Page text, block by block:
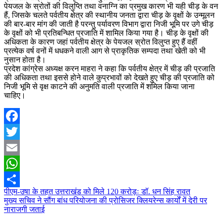
पेयजल के स्रोतों की विलुप्ति तथा वनाग्नि का प्रमुख कारण भी यही चीड़ के वन
हैं, जिसके चलते पर्वतीय क्षेत्र की स्थानीय जनता द्वारा चीड़ के वृक्षों के उन्मूलन
की बार-बार मांग की जाती है परन्तु पर्यावरण विभाग द्वारा निजी भूमि पर उगे चीड़
के वृक्षों को भी प्रतिबन्धित प्रजाति में शामिल किया गया है। चीड़ के वृक्षों की
अधिकता के कारण जहां पर्वतीय क्षेत्र के पेयजल स्रोत विलुप्त हुए हैं वहीं
प्रत्येक वर्ष वनों में धधकने वाली आग से प्राकृतिक सम्पदा तथा खेती को भी
नुसान होता है।
प्रदेश कांग्रेस अध्यक्ष करन माहरा ने कहा कि पर्वतीय क्षेत्र में चीड़ की प्रजाति
की अधिकता तथा इससे होने वाले कुप्रभावों को देखते हुए चीड़ की प्रजाति को
निजी भूमि से वृक्ष काटने की अनुमति वाली प्रजाति में शमिल किया जाना
चाहिए।
Facebook
Twitter
Email
WhatsApp
Share
Post
navigation
पीएम-उषा के तहत उत्तराखंड को मिले 120 करोड़ः डॉ. धन सिंह रावत
मुख्य सचिव ने सौंग बांध परियोजना की प्रोसिजर क्लियरेन्स कार्यों में देरी पर
नाराजगी जताई